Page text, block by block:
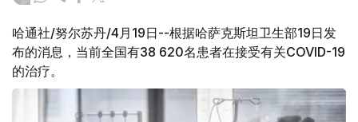
哈通社/努尔苏丹/4月19日--根据哈萨克斯坦卫生部19日发
布的消息，当前全国有38 620名患者在接受有关COVID-19
的治疗。